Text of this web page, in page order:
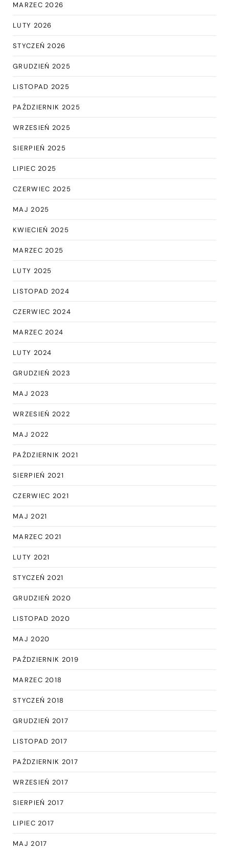
MARZEC 2026
LUTY 2026
STYCZEŃ 2026
GRUDZIEŃ 2025
LISTOPAD 2025
PAŹDZIERNIK 2025
WRZESIEŃ 2025
SIERPIEŃ 2025
LIPIEC 2025
CZERWIEC 2025
MAJ 2025
KWIECIEŃ 2025
MARZEC 2025
LUTY 2025
LISTOPAD 2024
CZERWIEC 2024
MARZEC 2024
LUTY 2024
GRUDZIEŃ 2023
MAJ 2023
WRZESIEŃ 2022
MAJ 2022
PAŹDZIERNIK 2021
SIERPIEŃ 2021
CZERWIEC 2021
MAJ 2021
MARZEC 2021
LUTY 2021
STYCZEŃ 2021
GRUDZIEŃ 2020
LISTOPAD 2020
MAJ 2020
PAŹDZIERNIK 2019
MARZEC 2018
STYCZEŃ 2018
GRUDZIEŃ 2017
LISTOPAD 2017
PAŹDZIERNIK 2017
WRZESIEŃ 2017
SIERPIEŃ 2017
LIPIEC 2017
MAJ 2017